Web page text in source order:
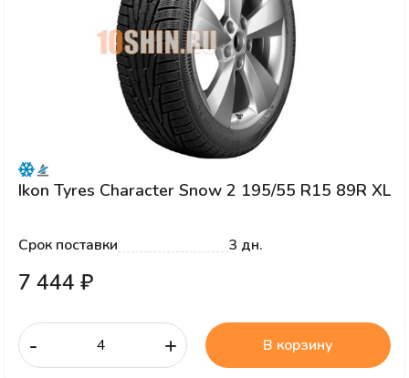
Ikon Tyres Character Snow 2 195/55 R15 89R XL
Срок поставки 3 дн.
7 444 ₽
- + В корзину